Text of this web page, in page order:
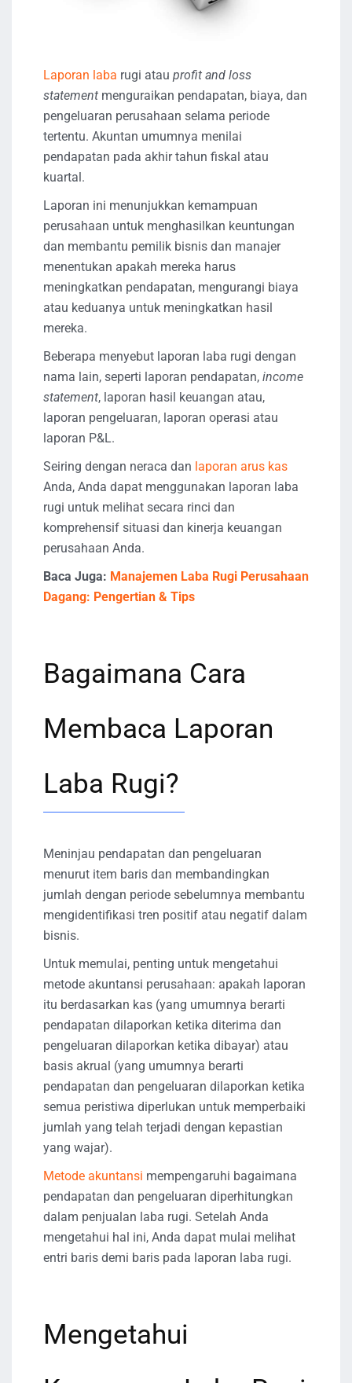
Laporan laba rugi atau profit and loss
statement menguraikan pendapatan, biaya, dan
pengeluaran perusahaan selama periode
tertentu. Akuntan umumnya menilai
pendapatan pada akhir tahun fiskal atau
kuartal.
Laporan ini menunjukkan kemampuan
perusahaan untuk menghasilkan keuntungan
dan membantu pemilik bisnis dan manajer
menentukan apakah mereka harus
meningkatkan pendapatan, mengurangi biaya
atau keduanya untuk meningkatkan hasil
mereka.
Beberapa menyebut laporan laba rugi dengan
nama lain, seperti laporan pendapatan, income
statement, laporan hasil keuangan atau,
laporan pengeluaran, laporan operasi atau
laporan P&L.
Seiring dengan neraca dan laporan arus kas
Anda, Anda dapat menggunakan laporan laba
rugi untuk melihat secara rinci dan
komprehensif situasi dan kinerja keuangan
perusahaan Anda.
Baca Juga: Manajemen Laba Rugi Perusahaan
Dagang: Pengertian & Tips
Bagaimana Cara
Membaca Laporan
Laba Rugi?
Meninjau pendapatan dan pengeluaran
menurut item baris dan membandingkan
jumlah dengan periode sebelumnya membantu
mengidentifikasi tren positif atau negatif dalam
bisnis.
Untuk memulai, penting untuk mengetahui
metode akuntansi perusahaan: apakah laporan
itu berdasarkan kas (yang umumnya berarti
pendapatan dilaporkan ketika diterima dan
pengeluaran dilaporkan ketika dibayar) atau
basis akrual (yang umumnya berarti
pendapatan dan pengeluaran dilaporkan ketika
semua peristiwa diperlukan untuk memperbaiki
jumlah yang telah terjadi dengan kepastian
yang wajar).
Metode akuntansi mempengaruhi bagaimana
pendapatan dan pengeluaran diperhitungkan
dalam penjualan laba rugi. Setelah Anda
mengetahui hal ini, Anda dapat mulai melihat
entri baris demi baris pada laporan laba rugi.
Mengetahui